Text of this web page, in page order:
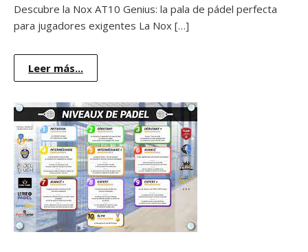
Descubre la Nox AT10 Genius: la pala de pádel perfecta
para jugadores exigentes La Nox […]
Leer más...